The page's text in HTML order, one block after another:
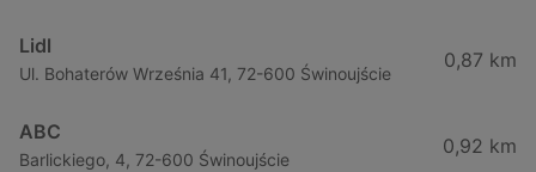
Lidl
Ul. Bohaterów Września 41, 72-600 Świnoujście
0,87 km
ABC
Barlickiego, 4, 72-600 Świnoujście
0,92 km